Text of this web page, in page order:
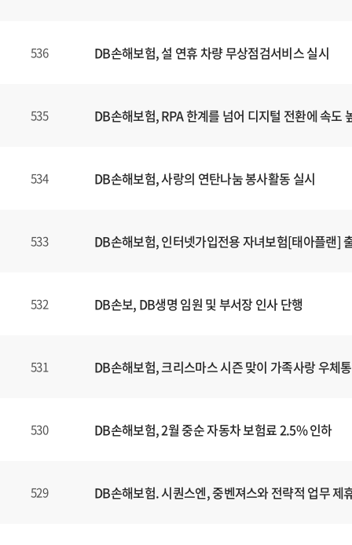
536 DB손해보험, 설 연휴 차량 무상점검서비스 실시
535 DB손해보험, RPA 한계를 넘어 디지털 전환에 속도
534 DB손해보험, 사랑의 연탄나눔 봉사활동 실시
533 DB손해보험, 인터넷가입전용 자녀보험[태아플랜]
532 DB손보, DB생명 임원 및 부서장 인사 단행
531 DB손해보험, 크리스마스 시즌 맞이 가족사랑 우체
530 DB손해보험, 2월 중순 자동차 보험료 2.5% 인하
529 DB손해보험. 시퀀스엔, 중벤져스와 전략적 업무 제